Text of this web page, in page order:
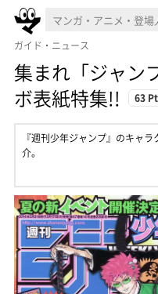
ガイド・ニュース
集まれ「ジャン
ボ表紙特集!!
63
『週刊少年ジャンプ』のキャ
介。